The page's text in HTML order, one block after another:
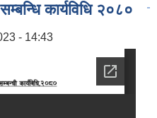
कार्यविधि २०८०
- 14:43